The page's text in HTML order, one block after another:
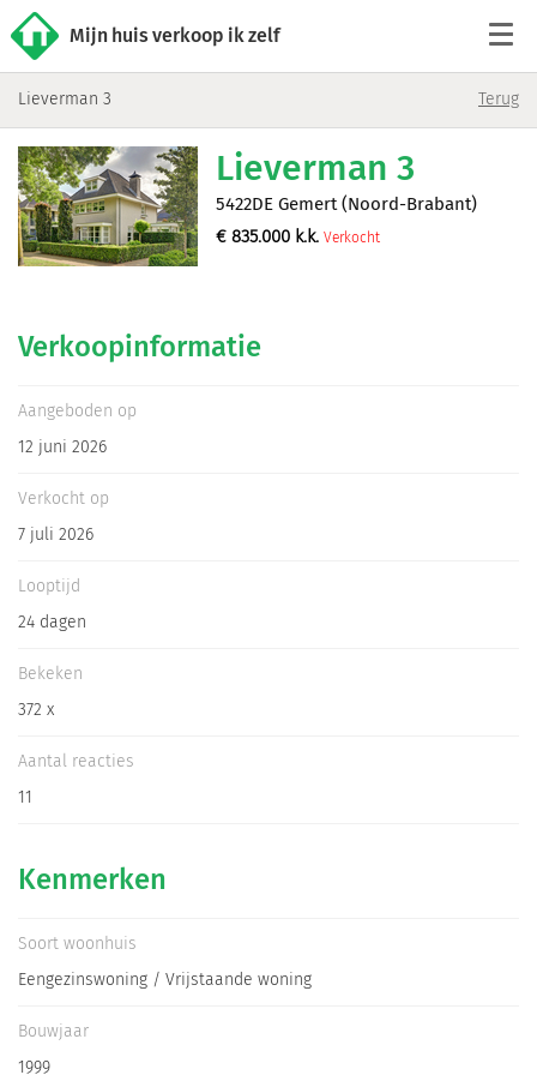
Mijn huis verkoop ik zelf
Woningaanbod
Werkwijze
Lieverman 3 Terug
Lieverman 3
5422DE Gemert (Noord-Brabant)
€ 835.000 k.k. Verkocht
Verkoopinformatie
Aangeboden op
12 juni 2026
Verkocht op
7 juli 2026
Looptijd
24 dagen
Bekeken
372 x
Aantal reacties
11
Kenmerken
Soort woonhuis
Eengezinswoning / Vrijstaande woning
Bouwjaar
1999